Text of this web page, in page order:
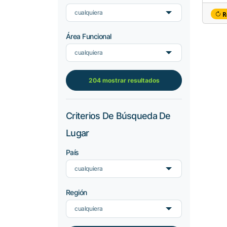
cualquiera
Área Funcional
cualquiera
204 mostrar resultados
Criterios De Búsqueda De
Lugar
País
cualquiera
Región
cualquiera